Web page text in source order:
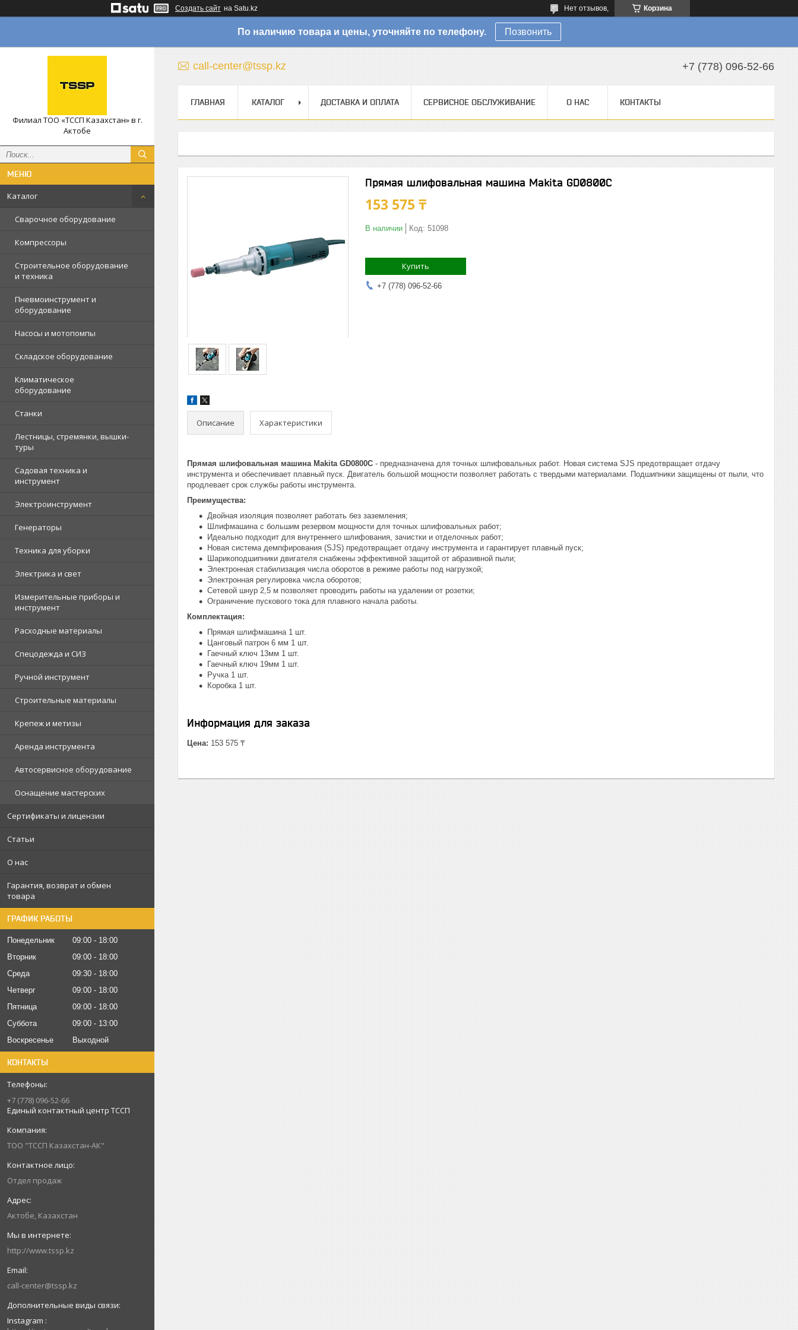
Создать сайт на Satu.kz Корзина
Нет отзывов,
По наличию товара и цены, уточняйте по телефону. Позвонить
Филиал ТОО «ТССП Казахстан» в г.
Актобе
Каталог
Сварочное оборудование
Компрессоры
Строительное оборудование
и техника
Пневмоинструмент и
оборудование
Насосы и мотопомпы
Складское оборудование
Климатическое
оборудование
Станки
Лестницы, стремянки, вышки-
туры
Садовая техника и
инструмент
Электроинструмент
Генераторы
Техника для уборки
Электрика и свет
Измерительные приборы и
инструмент
Расходные материалы
Спецодежда и СИЗ
Ручной инструмент
Строительные материалы
Крепеж и метизы
Аренда инструмента
Автосервисное оборудование
Оснащение мастерских
Сертификаты и лицензии
Статьи
О нас
Гарантия, возврат и обмен
товара
ГРАФИК РАБОТЫ
Понедельник 09:00
18:00
Вторник
09:00
18:00
Среда
09:30
18:00
Четверг
09:00
18:00
Пятница
09:00
18:00
Суббота
09:00
13:00
Воскресенье
Выходной
КОНТАКТЫ
+7 (778) 096-52-66
Единый контактный центр ТССП
ТОО "ТССП Казахстан-АК"
Отдел продаж
Актобе, Казахстан
http://www.tssp.kz
call-center@tssp.kz
Instagram
call-center@tssp.kz +7 (778) 096-52-66
ГЛАВНАЯ КАТАЛОГ ДОСТАВКА И ОПЛАТА СЕРВИСНОЕ ОБСЛУЖИВАНИЕ О НАС КОНТАКТЫ
Прямая шлифовальная машина Makita GD0800C
153 575 ₸
В наличии Код: 51098
Купить
+7 (778) 096-52-66
Описание Характеристики
Прямая шлифовальная машина Makita GD0800C - предназначена для точных шлифовальных работ. Новая система SJS предотвращает отдачу
инструмента и обеспечивает плавный пуск. Двигатель большой мощности позволяет работать с твердыми материалами. Подшипники защищены от пыли, что
продлевает срок службы работы инструмента.
Преимущества:
Двойная изоляция позволяет работать без заземления;
Шлифмашина с большим резервом мощности для точных шлифовальных работ;
Идеально подходит для внутреннего шлифования, зачистки и отделочных работ;
Новая система демпфирования (SJS) предотвращает отдачу инструмента и гарантирует плавный пуск;
Шарикоподшипники двигателя снабжены эффективной защитой от абразивной пыли;
Электронная стабилизация числа оборотов в режиме работы под нагрузкой;
Электронная регулировка числа оборотов;
Сетевой шнур 2,5 м позволяет проводить работы на удалении от розетки;
Ограничение пускового тока для плавного начала работы.
Комплектация:
Прямая шлифмашина 1 шт.
Цанговый патрон 6 мм 1 шт.
Гаечный ключ 13мм 1 шт.
Гаечный ключ 19мм 1 шт.
Ручка 1 шт.
Коробка 1 шт.
Информация для заказа
Цена: 153 575 ₸